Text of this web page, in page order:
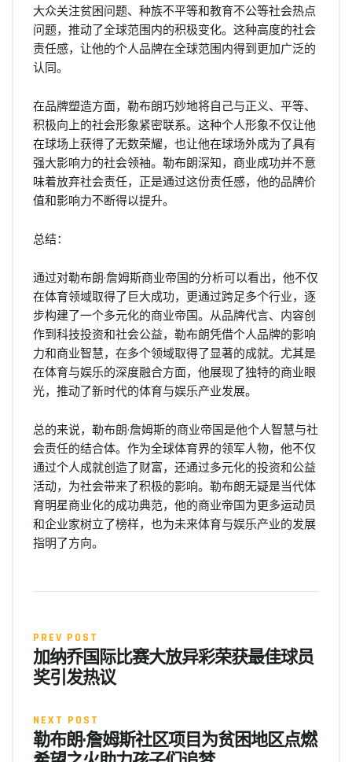
大众关注贫困问题、种族不平等和教育不公等社会热点
问题，推动了全球范围内的积极变化。这种高度的社会
责任感，让他的个人品牌在全球范围内得到更加广泛的
认同。
在品牌塑造方面，勒布朗巧妙地将自己与正义、平等、
积极向上的社会形象紧密联系。这种个人形象不仅让他
在球场上获得了无数荣耀，也让他在球场外成为了具有
强大影响力的社会领袖。勒布朗深知，商业成功并不意
味着放弃社会责任，正是通过这份责任感，他的品牌价
值和影响力不断得以提升。
总结：
通过对勒布朗·詹姆斯商业帝国的分析可以看出，他不仅
在体育领域取得了巨大成功，更通过跨足多个行业，逐
步构建了一个多元化的商业帝国。从品牌代言、内容创
作到科技投资和社会公益，勒布朗凭借个人品牌的影响
力和商业智慧，在多个领域取得了显著的成就。尤其是
在体育与娱乐的深度融合方面，他展现了独特的商业眼
光，推动了新时代的体育与娱乐产业发展。
总的来说，勒布朗·詹姆斯的商业帝国是他个人智慧与社
会责任的结合体。作为全球体育界的领军人物，他不仅
通过个人成就创造了财富，还通过多元化的投资和公益
活动，为社会带来了积极的影响。勒布朗无疑是当代体
育明星商业化的成功典范，他的商业帝国为更多运动员
和企业家树立了榜样，也为未来体育与娱乐产业的发展
指明了方向。
PREV POST
加纳乔国际比赛大放异彩荣获最佳球员
奖引发热议
NEXT POST
勒布朗·詹姆斯社区项目为贫困地区点燃